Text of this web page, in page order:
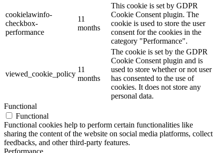
cookielawinfo-
checkbox-
performance
11
months
This cookie is set by GDPR
Cookie Consent plugin. The
cookie is used to store the user
consent for the cookies in the
category "Performance".
viewed_cookie_policy
11
months
The cookie is set by the GDPR
Cookie Consent plugin and is
used to store whether or not user
has consented to the use of
cookies. It does not store any
personal data.
Functional
Functional
Functional cookies help to perform certain functionalities like
sharing the content of the website on social media platforms, collect
feedbacks, and other third-party features.
Performance